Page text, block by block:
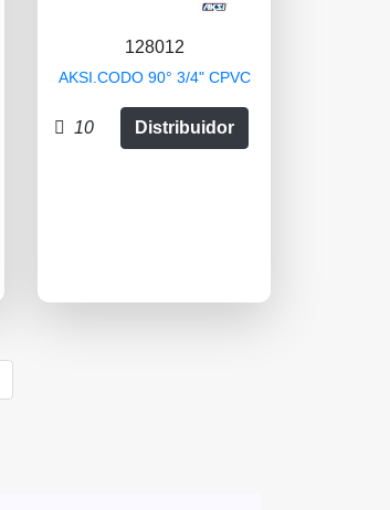
128012
AKSI.CODO 90° 3/4" CPVC
10 Distribuidor